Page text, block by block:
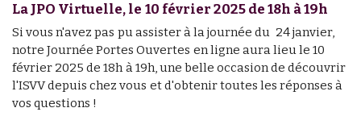
La JPO Virtuelle, le 10 février 2025 de 18h à 19h
Si vous n'avez pas pu assister à la journée du 24 janvier,
notre Journée Portes Ouvertes en ligne aura lieu le 10
février 2025 de 18h à 19h, une belle occasion de découvrir
l'ISVV depuis chez vous et d'obtenir toutes les réponses à
vos questions !